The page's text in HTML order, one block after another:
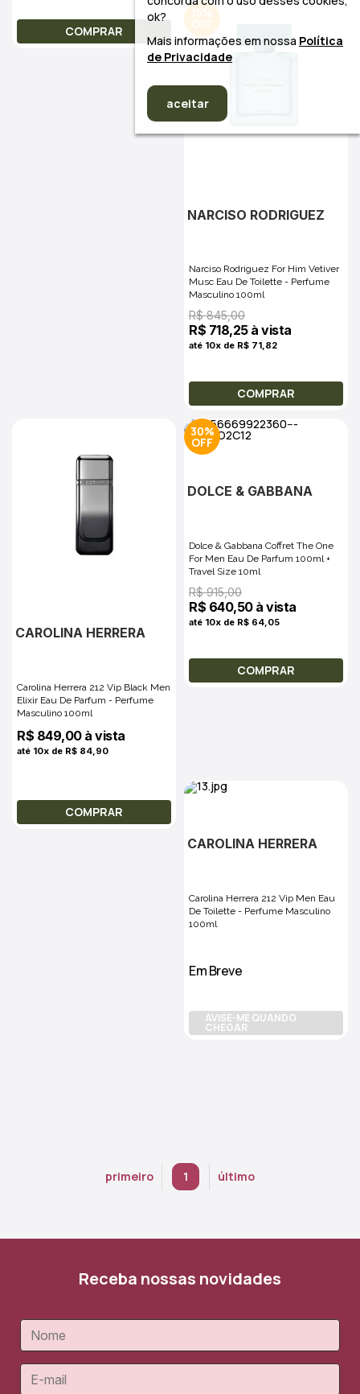
COMPRAR
15%
NARCISO RODRIGUEZ
Narciso Rodriguez For Him Vetiver
Musc Eau De Toilette - Perfume
Masculino 100ml
R$ 845,00
R$ 718,25 à vista
até 10x de R$ 71,82
COMPRAR
CAROLINA HERRERA
Carolina Herrera 212 Vip Black Men
Elixir Eau De Parfum - Perfume
Masculino 100ml
R$ 849,00 à vista
até 10x de R$ 84,90
COMPRAR
30%
DOLCE & GABBANA
Dolce & Gabbana Coffret The One
For Men Eau De Parfum 100ml +
Travel Size 10ml
R$ 915,00
R$ 640,50 à vista
até 10x de R$ 64,05
COMPRAR
CAROLINA HERRERA
Carolina Herrera 212 Vip Men Eau
De Toilette - Perfume Masculino
100ml
Em Breve
AVISE-ME QUANDO
CHEGAR
primeiro 1 último
Receba nossas novidades
ok?
Mais informações em nossa Política
de Privacidade
aceitar